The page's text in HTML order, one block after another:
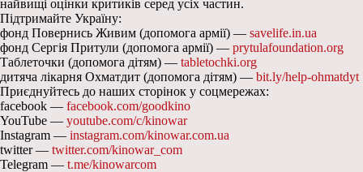
найвищі оцінки критиків серед усіх частин.
Підтримайте Україну:
фонд Повернись Живим (допомога армії) — savelife.in.ua
фонд Сергія Притули (допомога армії) — prytulafoundation.org
Таблеточки (допомога дітям) — tabletochki.org
дитяча лікарня Охматдит (допомога дітям) — bit.ly/help-ohmatdyt
Приєднуйтесь до наших сторінок у соцмережах:
facebook — facebook.com/goodkino
YouTube — youtube.com/c/kinowar
Instagram — instagram.com/kinowar.com.ua
twitter — twitter.com/kinowar_com
Telegram — t.me/kinowarcom